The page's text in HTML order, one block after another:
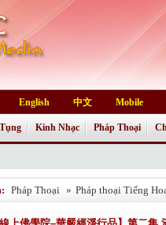
English 中文 Mobile
Kinh Nhạc Pháp Thoại
Pháp Thoại » Pháp thoại Tiếng